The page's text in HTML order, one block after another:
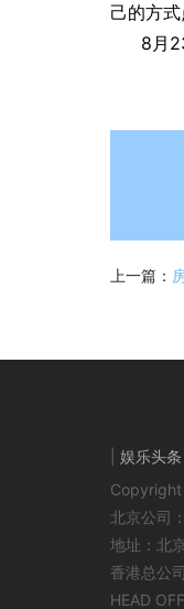
己的方式
8月
上一篇：
娱乐头条
Copyright
北京公司
地址：北
香港总公
HEAD